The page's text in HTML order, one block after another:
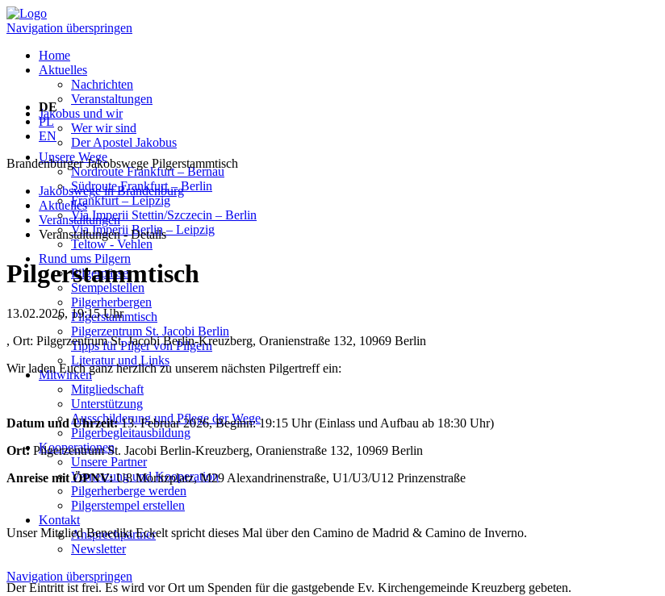
Navigation überspringen
Home
Aktuelles
Nachrichten
Veranstaltungen
Jakobus und wir
Wer wir sind
Der Apostel Jakobus
Unsere Wege
Nordroute Frankfurt – Bernau
Südroute Frankfurt – Berlin
Frankfurt – Leipzig
Via Imperii Stettin/Szczecin – Berlin
Via Imperii Berlin – Leipzig
Teltow - Vehlen
Rund ums Pilgern
Pilgerpässe
Stempelstellen
Pilgerherbergen
Pilgerstammtisch
Pilgerzentrum St. Jacobi Berlin
Tipps für Pilger von Pilgern
Literatur und Links
Mitwirken
Mitgliedschaft
Unterstützung
Ausschilderung und Pflege der Wege
Pilgerbegleitausbildung
Kooperationen
Unsere Partner
Vernetzung und Kooperation
Pilgerherberge werden
Pilgerstempel erstellen
Kontakt
Ansprechpartner
Newsletter
Navigation überspringen
DE
PL
EN
Brandenburger Jakobswege Pilgerstammtisch
Jakobswege in Brandenburg
Aktuelles
Veranstaltungen
Veranstaltungen - Details
Pilgerstammtisch
13.02.2026, 19:15 Uhr
, Ort: Pilgerzentrum St. Jacobi Berlin-Kreuzberg, Oranienstraße 132, 10969 Berlin
Wir laden Euch ganz herzlich zu unserem nächsten Pilgertreff ein:
Datum und Uhrzeit:13. Februar 2026, Beginn: 19:15 Uhr (Einlass und Aufbau ab 18:30 Uhr)
Ort: Pilgerzentrum St. Jacobi Berlin-Kreuzberg, Oranienstraße 132, 10969 Berlin
Anreise mit ÖPNV:U8 Moritzplatz, M29 Alexandrinenstraße, U1/U3/U12 Prinzenstraße
Unser Mitglied Benedikt Eckelt spricht dieses Mal über den Camino de Madrid & Camino de Inverno.
Der Eintritt ist frei. Es wird vor Ort um Spenden für die gastgebende Ev. Kirchengemeinde Kreuzberg gebeten.